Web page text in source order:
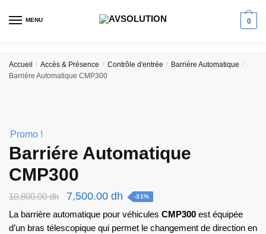
MENU 0
Accueil / Accès & Présence / Contrôle d'entrée / Barriére Automatique /
Barriére Automatique CMP300
Promo !
Barriére Automatique
CMP300
10,800.00dh
Le
prix
initial
7,500.00 dh Le
prix
actuel
-31%
La barrière automatique pour véhicules CMP300 est équipée
d’un bras télescopique qui permet le changement de direction en